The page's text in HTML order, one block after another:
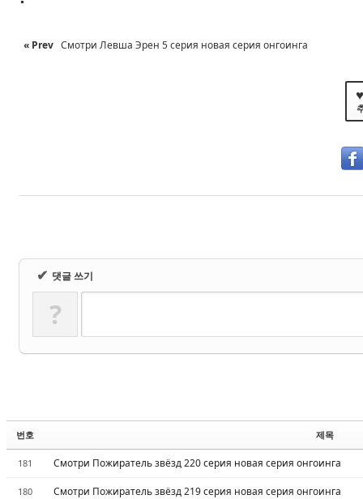
« Prev Смотри Левша Эрен 5 серия новая серия онгоинга
✔ 댓글 쓰기
?
번호 제목
181 Смотри Пожиратель звёзд 220 серия новая серия онгоинга
180 Смотри Пожиратель звёзд 219 серия новая серия онгоинга